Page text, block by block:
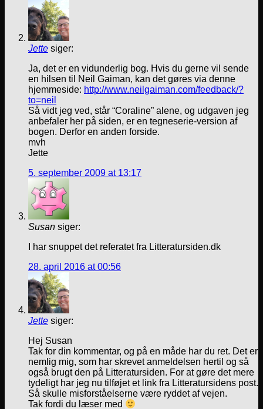
Jette siger:
Ja, det er en vidunderlig bog. Hvis du gerne vil sende
en hilsen til Neil Gaiman, kan det gøres via denne
hjemmeside: http://www.neilgaiman.com/feedback/?
to=neil
Så vidt jeg ved, står “Coraline” alene, og udgaven jeg
anbefaler her på siden, er en tegneserie-version af
bogen. Derfor en anden forside.
mvh
Jette
5. september 2009 at 13:17
Susan siger:
I har snuppet det referatet fra Litteratursiden.dk
28. april 2016 at 00:56
Jette siger:
Hej Susan
Tak for din kommentar, og på en måde har du ret. Det er
nemlig mig, som har skrevet anmeldelsen hertil og så
også brugt den på Litteratursiden. For at gøre det mere
tydeligt har jeg nu tilføjet et link fra Litteratursidens post.
Så skulle misforståelserne være ryddet af vejen.
Tak fordi du læser med